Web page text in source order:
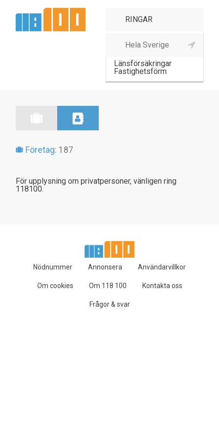
Länsförsäkringar
Länsförsäkringar
Fastighetsförm
Företag: 187
För upplysning om privatpersoner, vänligen ring
118100.
Nödnummer Annonsera Användarvillkor
Om cookies Om 118 100 Kontakta oss
Frågor & svar